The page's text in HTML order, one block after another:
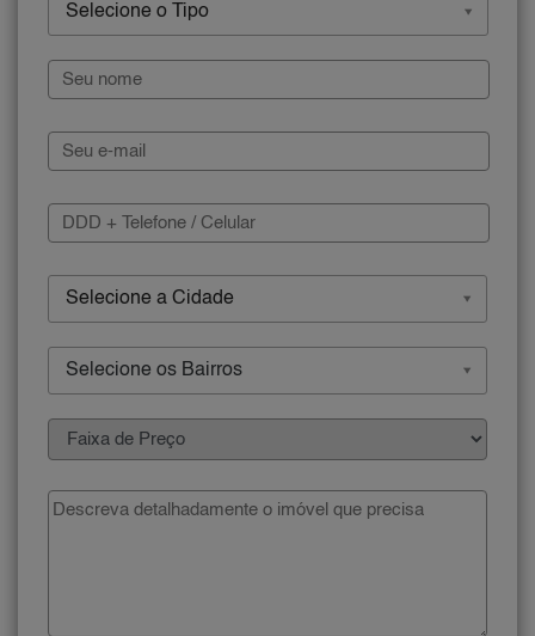
Selecione o Tipo
Selecione a Cidade
Selecione os Bairros